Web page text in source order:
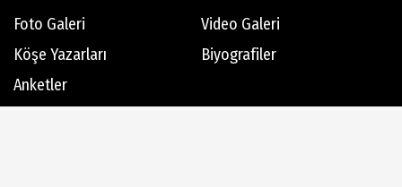
Foto Galeri
Video Galeri
Köşe Yazarları
Biyografiler
Anketler